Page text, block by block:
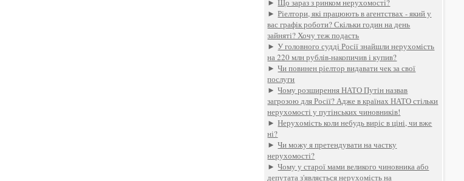
►Що зараз з ринком нерухомості?
►Ріелтори, які працюють в агентствах - який у
вас графік роботи? Скільки годин на день
зайняті? Хочу теж подасть
►У головного судді Росії знайшли нерухомість
на 220 млн рублів-накопичив і купив?
►Чи повинен ріелтор видавати чек за свої
послуги
►Чому розширення НАТО Путін назвав
загрозою для Росії? Адже в країнах НАТО стільки
нерухомості у путінських чиновників!
►Нерухомість коли небудь виріс в ціні, чи вже
ні?
►Чи можу я претендувати на частку
нерухомості?
►Чому у старої мами великого чиновника або
депутата з'являється нерухомість на